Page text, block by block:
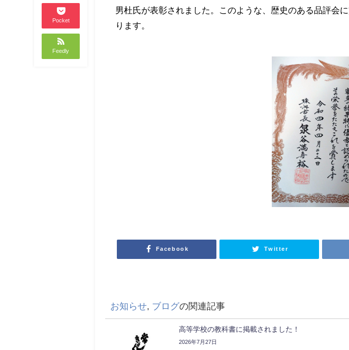
Pocket
Feedly
男杜氏が表彰されました。このような、歴史のある品評会
ります。
Facebook Twitter
お知らせ, ブログの関連記事
高等学校の教科書に掲載されました！
2026年7月27日